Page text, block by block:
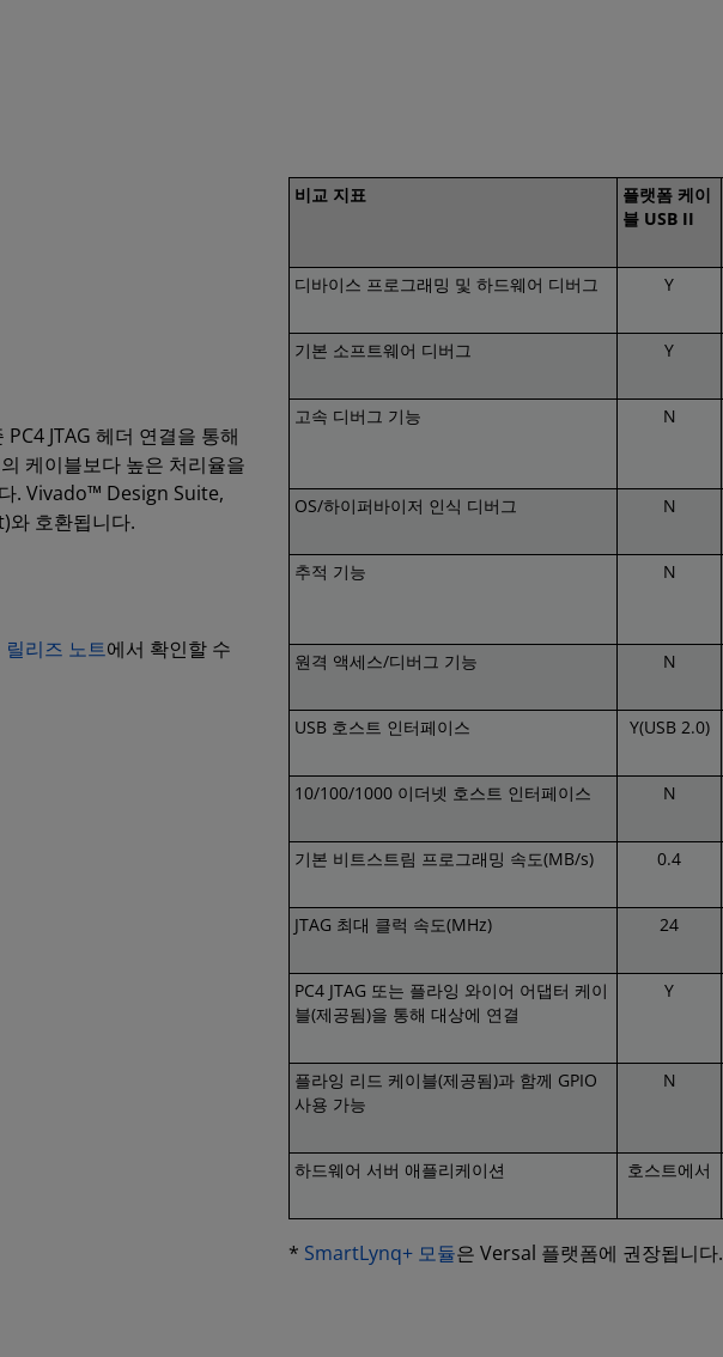
JTAG 헤더 연결을 통해
케이블보다 높은 처리율을
. Vivado™ Design Suite,
호환됩니다.
릴리즈 노트에서 확인할 수
비교 지표
플랫폼 케이
블 USB II
디바이스 프로그래밍 및 하드웨어 디버그 Y
기본 소프트웨어 디버그 Y
고속 디버그 기능 N
OS/하이퍼바이저 인식 디버그 N
추적 기능 N
원격 액세스/디버그 기능 N
USB 호스트 인터페이스 Y(USB 2.0)
10/100/1000 이더넷 호스트 인터페이스 N
기본 비트스트림 프로그래밍 속도(MB/s) 0.4
JTAG 최대 클럭 속도(MHz) 24
PC4 JTAG 또는 플라잉 와이어 어댑터 케이
블(제공됨)을 통해 대상에 연결
Y
플라잉 리드 케이블(제공됨)과 함께 GPIO
사용 가능
N
하드웨어 서버 애플리케이션 호스트에서
* SmartLynq+ 모듈은 Versal 플랫폼에 권장됩니다.